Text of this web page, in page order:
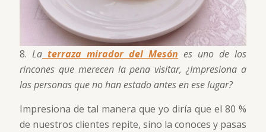
8. La terraza mirador del Mesón es uno de los
rincones que merecen la pena visitar, ¿Impresiona a
las personas que no han estado antes en ese lugar?
Impresiona de tal manera que yo diría que el 80 %
de nuestros clientes repite, sino la conoces y pasas